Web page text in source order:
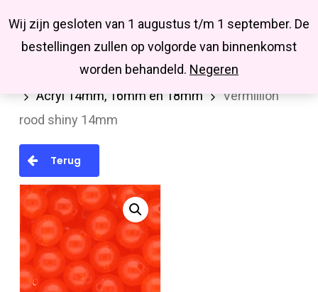
Wij zijn gesloten van 1 augustus t/m 1 september. De
bestellingen zullen op volgorde van binnenkomst
worden behandeld. Negeren
main
Missbluesieraden
searchaccount
Kralen en kralenmixen
Acryl kralen
Acryl 14mm, 16mm en 18mm
Vermillion
rood shiny 14mm
Terug
Close